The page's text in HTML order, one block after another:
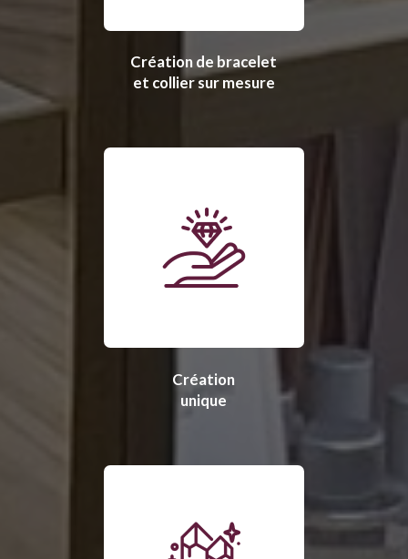
Création de bracelet
et collier sur mesure
Création
unique